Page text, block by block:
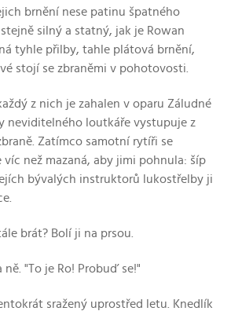
brnění nese patinu špatného
silný a statný, jak je Rowan
tyhle přilby, tahle plátová brnění,
stojí se zbraněmi v pohotovosti.
z nich je zahalen v oparu Záludné
neviditelného loutkáře vystupuje z
Zatímco samotní rytíři se
než mazaná, aby jimi pohnula: šíp
bývalých instruktorů lukostřelby ji
brát? Bolí ji na prsou.
ně. "To je Ro! Probuď se!"
sražený uprostřed letu. Knedlík